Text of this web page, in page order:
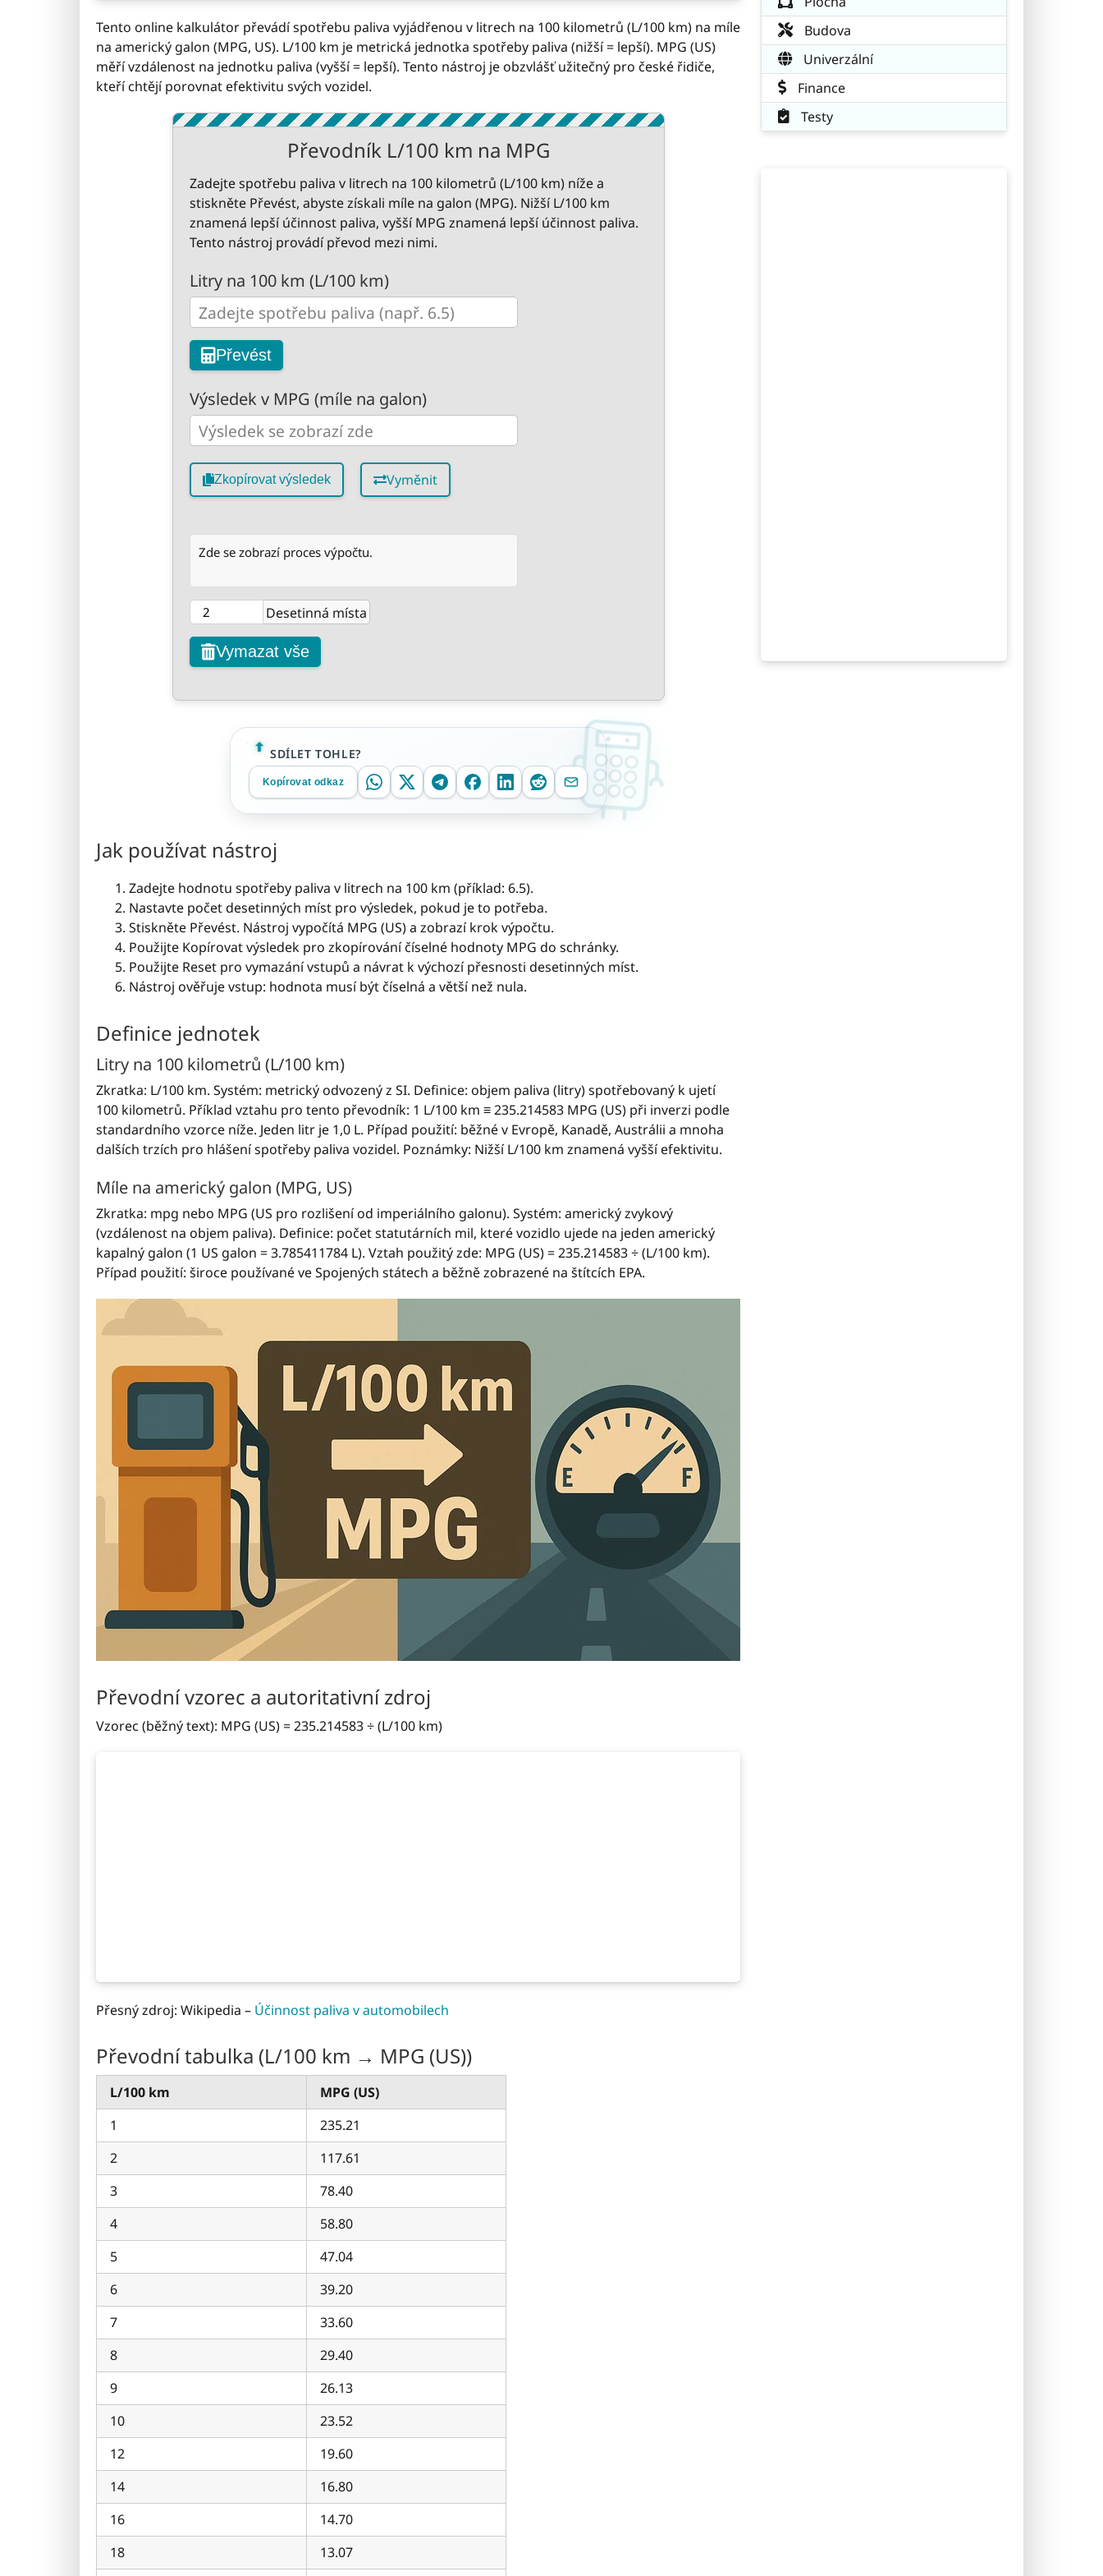
Tento online kalkulátor převádí spotřebu paliva vyjádřenou v litrech na 100 kilometrů (L/100 km) na míle
na americký galon (MPG, US). L/100 km je metrická jednotka spotřeby paliva (nižší = lepší). MPG (US)
měří vzdálenost na jednotku paliva (vyšší = lepší). Tento nástroj je obzvlášť užitečný pro české řidiče,
kteří chtějí porovnat efektivitu svých vozidel.
Převodník L/100 km na MPG
Zadejte spotřebu paliva v litrech na 100 kilometrů (L/100 km) níže a
stiskněte Převést, abyste získali míle na galon (MPG). Nižší L/100 km
znamená lepší účinnost paliva, vyšší MPG znamená lepší účinnost paliva.
Tento nástroj provádí převod mezi nimi.
Litry na 100 km (L/100 km)
Převést
Výsledek v MPG (míle na galon)
Zkopírovat výsledek Vyměnit
Zde se zobrazí proces výpočtu.
Desetinná místa
Vymazat vše
SDÍLET TOHLE?
Kopírovat odkaz
Jak používat nástroj
Zadejte hodnotu spotřeby paliva v litrech na 100 km (příklad: 6.5).
Nastavte počet desetinných míst pro výsledek, pokud je to potřeba.
Stiskněte Převést. Nástroj vypočítá MPG (US) a zobrazí krok výpočtu.
Použijte Kopírovat výsledek pro zkopírování číselné hodnoty MPG do schránky.
Použijte Reset pro vymazání vstupů a návrat k výchozí přesnosti desetinných míst.
Nástroj ověřuje vstup: hodnota musí být číselná a větší než nula.
Definice jednotek
Litry na 100 kilometrů (L/100 km)
Zkratka: L/100 km. Systém: metrický odvozený z SI. Definice: objem paliva (litry) spotřebovaný k ujetí
100 kilometrů. Příklad vztahu pro tento převodník: 1 L/100 km ≡ 235.214583 MPG (US) při inverzi podle
standardního vzorce níže. Jeden litr je 1,0 L. Případ použití: běžné v Evropě, Kanadě, Austrálii a mnoha
dalších trzích pro hlášení spotřeby paliva vozidel. Poznámky: Nižší L/100 km znamená vyšší efektivitu.
Míle na americký galon (MPG, US)
Zkratka: mpg nebo MPG (US pro rozlišení od imperiálního galonu). Systém: americký zvykový
(vzdálenost na objem paliva). Definice: počet statutárních mil, které vozidlo ujede na jeden americký
kapalný galon (1 US galon = 3.785411784 L). Vztah použitý zde: MPG (US) = 235.214583 ÷ (L/100 km).
Případ použití: široce používané ve Spojených státech a běžně zobrazené na štítcích EPA.
Převodní vzorec a autoritativní zdroj
Vzorec (běžný text): MPG (US) = 235.214583 ÷ (L/100 km)
Přesný zdroj: Wikipedia – Účinnost paliva v automobilech
Převodní tabulka (L/100 km → MPG (US))
L/100 km
MPG (US)
1
235.21
2
117.61
3
78.40
4
58.80
5
47.04
6
39.20
7
33.60
8
29.40
9
26.13
10
23.52
12
19.60
14
16.80
16
14.70
18
13.07
Budova
Univerzální
Finance
Testy